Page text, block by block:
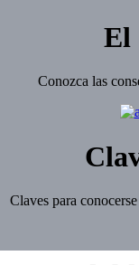
El
Conozca las
Claves para